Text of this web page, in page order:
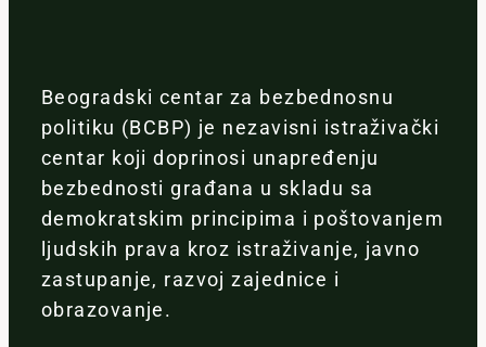
Beogradski centar za bezbednosnu
politiku (BCBP) je nezavisni istraživački
centar koji doprinosi unapređenju
bezbednosti građana u skladu sa
demokratskim principima i poštovanjem
ljudskih prava kroz istraživanje, javno
zastupanje, razvoj zajednice i
obrazovanje.